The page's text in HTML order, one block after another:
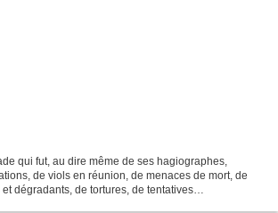
qui fut, au dire même de ses hagiographes,
de viols en réunion, de menaces de mort, de
dégradants, de tortures, de tentatives